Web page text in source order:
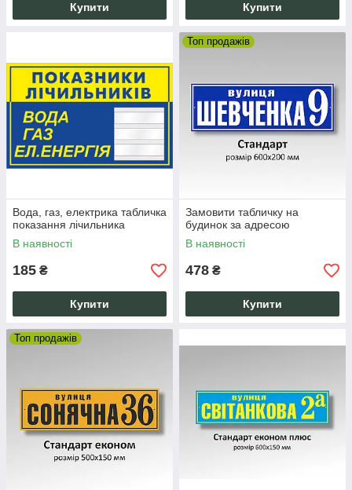
Купити Купити
Вода, газ, електрика табличка
показання лічильника
В наявності
185 ₴
Купити
Топ продажів
Замовити табличку на
будинок за адресою
В наявності
478 ₴
Купити
Топ продажів